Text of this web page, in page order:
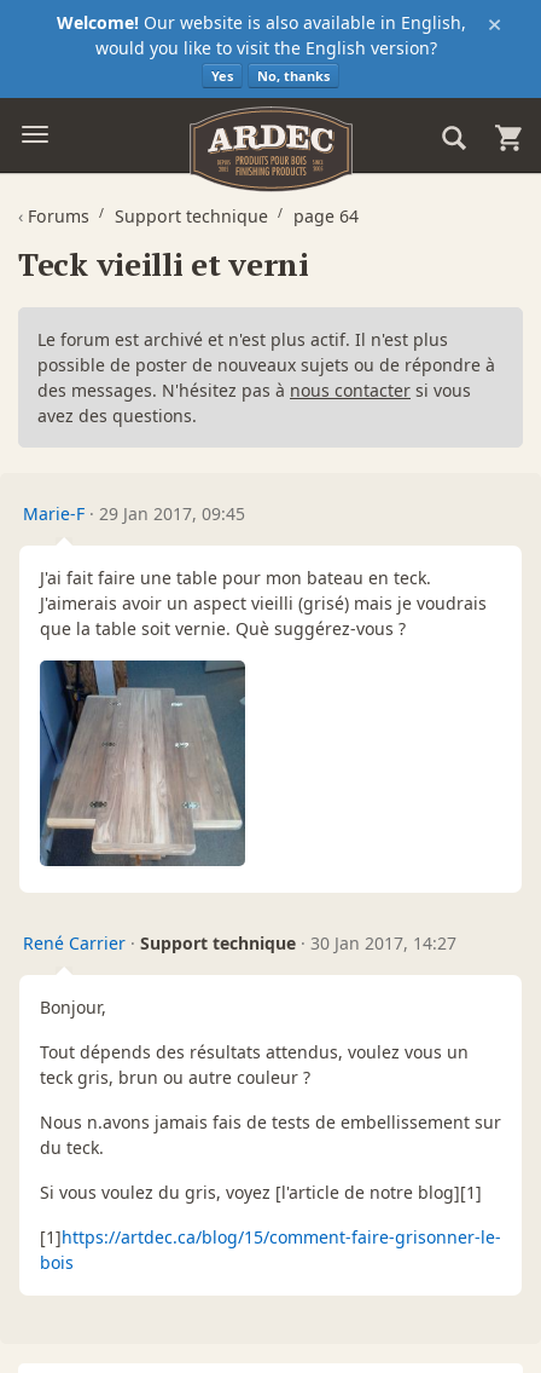
×
Welcome! Our website is also available in English,
would you like to visit the English version?
Yes No, thanks
‹ Forums Support technique page 64
Teck vieilli et verni
Le forum est archivé et n'est plus actif. Il n'est plus
possible de poster de nouveaux sujets ou de répondre à
des messages. N'hésitez pas à nous contacter si vous
avez des questions.
Marie-F · 29 Jan 2017, 09:45
J'ai fait faire une table pour mon bateau en teck.
J'aimerais avoir un aspect vieilli (grisé) mais je voudrais
que la table soit vernie. Què suggérez-vous ?
René Carrier · Support technique · 30 Jan 2017, 14:27
Bonjour,
Tout dépends des résultats attendus, voulez vous un
teck gris, brun ou autre couleur ?
Nous n.avons jamais fais de tests de embellissement sur
du teck.
Si vous voulez du gris, voyez [l'article de notre blog][1]
[1]https://artdec.ca/blog/15/comment-faire-grisonner-le-
bois